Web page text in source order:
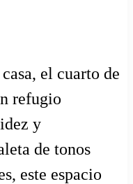
el cuarto de
refugio
y
de tonos
este espacio